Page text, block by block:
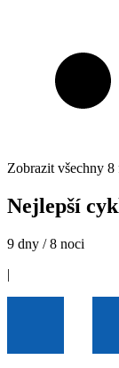
Zobrazit všechny 8
Nejlepší
9 dny / 8 noci
|